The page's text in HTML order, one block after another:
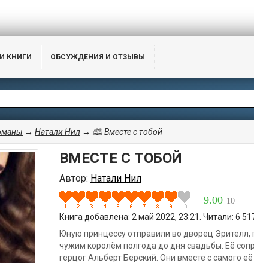
КНИГИ ОБСУЖДЕНИЯ И ОТЗЫВЫ
→ Натали Нил → 🕮 Вместе с тобой
ВМЕСТЕ С ТОБОЙ
Автор: Натали Нил
9.00 10
Книга добавлена: 2 май 2022, 23:21. Читали: 6
Юную принцессу отправили во дворец
чужим королём полгода до дня свадьбы. Её
герцог Альберт Берский. Они вместе с самого